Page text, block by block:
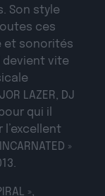
Son style
ces
et sonorités
devient vite
LAZER, DJ
qui il
»
»,